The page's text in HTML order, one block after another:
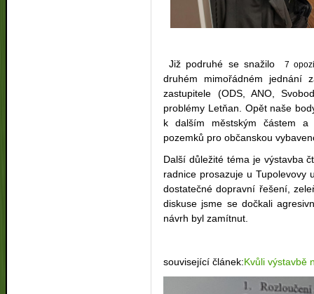
Již podruhé se snažilo 7
druhém mimořádném jednání
zastupitele (ODS, ANO,
problémy Letňan. Opět naše
k dalším městským částem
pozemků pro občanskou
Další důležité téma je výstavba
radnice prosazuje u Tupolevovy
dostatečné dopravní řešení,
diskuse jsme se dočkali
návrh byl zamítnut.
související článek:Kvůli výstavbě